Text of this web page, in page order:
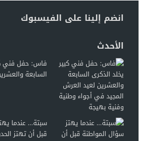
انضم إلينا على الفيسبوك
الأحدث
فاس: حفل فني
السابعة
سبتة… عندما
قبل أن تهتز